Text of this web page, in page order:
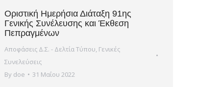
Οριστική Ημερήσια Διάταξη 91ης
Γενικής Συνέλευσης και Έκθεση
Πεπραγμένων
Αποφάσεις Δ.Σ. - Δελτία Τύπου, Γενικές
Συνελεύσεις
By doe 31 Μαΐου 2022